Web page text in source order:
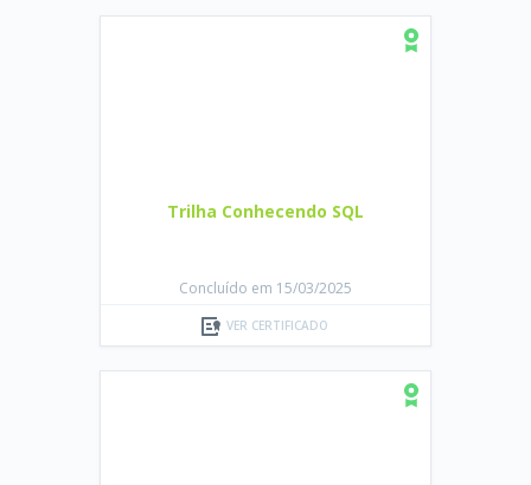
Trilha Conhecendo SQL
Concluído em 15/03/2025
VER CERTIFICADO